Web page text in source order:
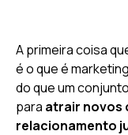
A primeira coisa
é o que é
do que um
para atrair novos
relacionamento